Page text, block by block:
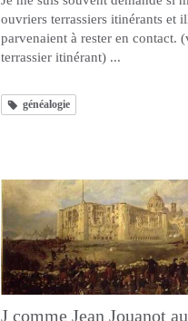
ouvriers terrassiers itinérants et
parvenaient à rester en contact.
terrassier itinérant) ...
généalogie
J comme Jean Jouanot